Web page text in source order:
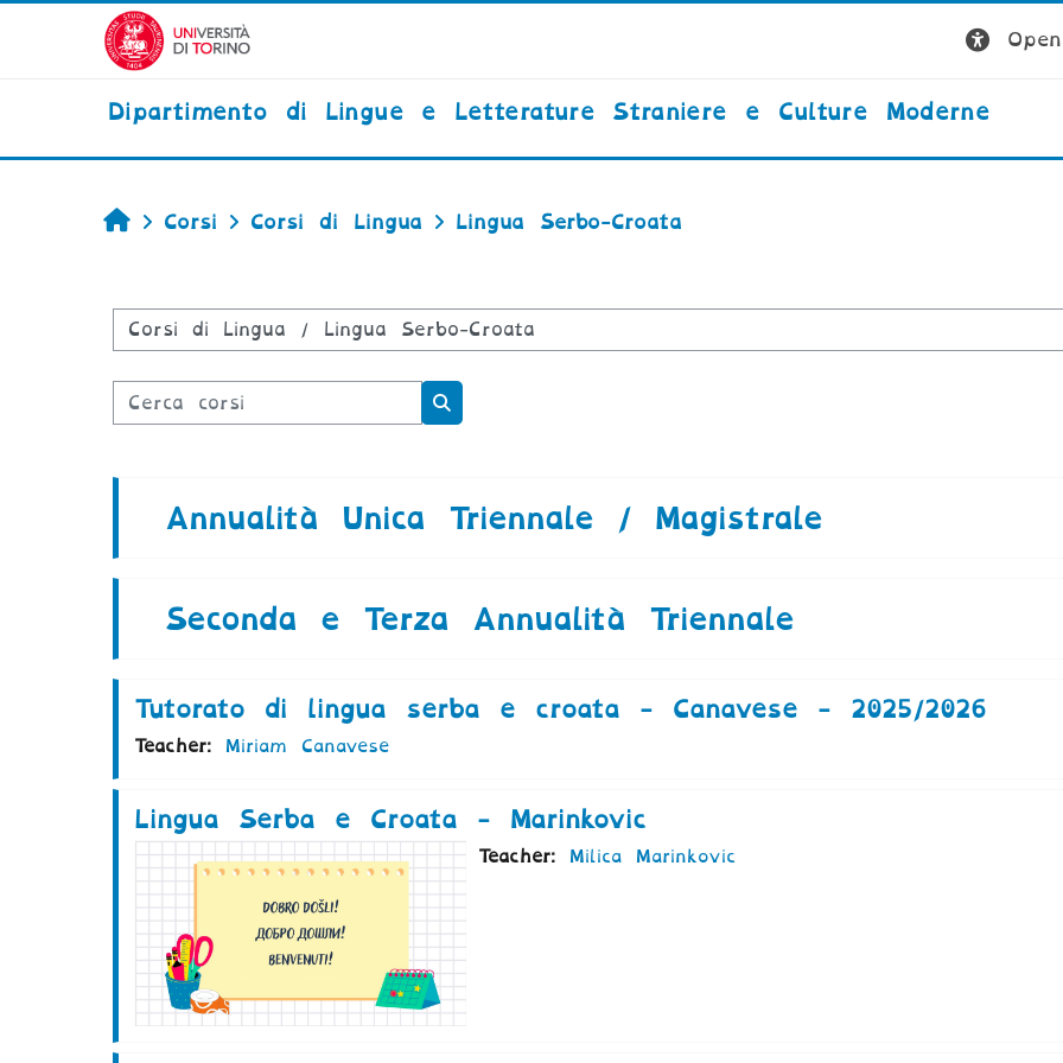
Vai al contenuto principale
Dipartimento di Lingue e Letterature Straniere e Culture Moderne
Home
Corsi Corsi di Lingua Lingua Serbo-Croata
Categorie di corso
Cerca corsi
Cerca corsi
Annualità Unica Triennale / Magistrale
Seconda e Terza Annualità Triennale
Tutorato di lingua serba e croata - Canavese - 2025/2026
Teacher: Miriam Canavese
Lingua Serba e Croata - Marinkovic
Teacher: Milica Marinkovic